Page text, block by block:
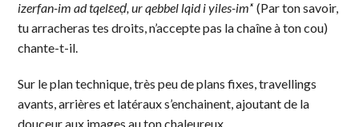
izerfan-im ad tqelɛeḍ, ur qebbel lqid i yiles-im’‘ (Par ton savoir,
tu arracheras tes droits, n’accepte pas la chaîne à ton cou)
chante-t-il.
Sur le plan technique, très peu de plans fixes, travellings
avants, arrières et latéraux s’enchainent, ajoutant de la
douceur aux images au ton chaleureux.